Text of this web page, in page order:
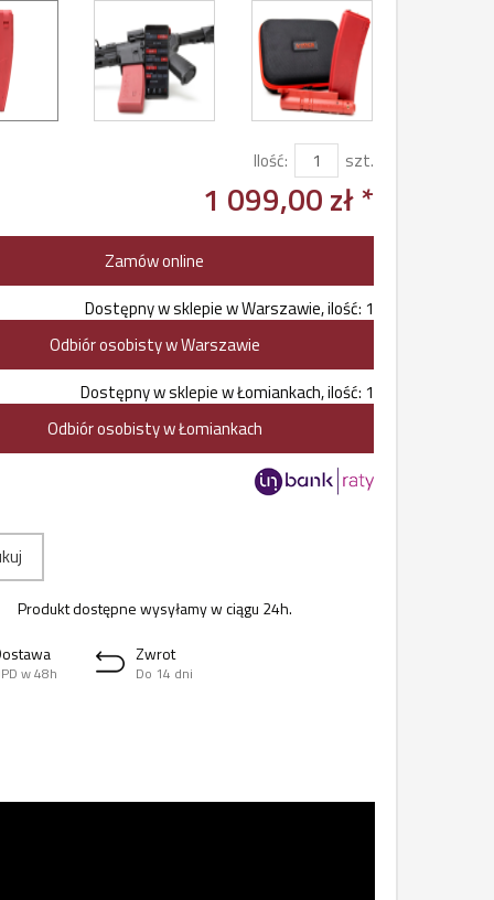
Ilość: szt.
1 099,00 zł *
Zamów online
Dostępny w sklepie w Warszawie, ilość: 1
Odbiór osobisty w Warszawie
Dostępny w sklepie w Łomiankach, ilość: 1
Odbiór osobisty w Łomiankach
Produkt dostępne wysyłamy w ciągu 24h.
w 48h
Zwrot
Do 14 dni